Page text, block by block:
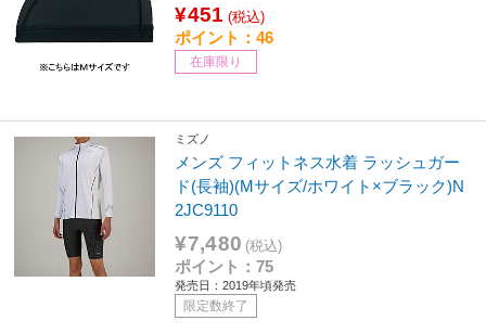
¥451 (税込)
ポイント：46
在庫限り
ミズノ
メンズ フィットネス水着 ラッシュガー
ド(長袖)(Mサイズ/ホワイト×ブラック)N
2JC9110
¥7,480 (税込)
ポイント：75
発売日：2019年頃発売
限定数終了